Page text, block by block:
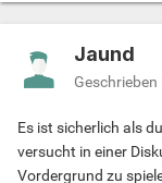
Jaund
Geschrieben
Es ist sicherlich als
versucht in einer
Vordergrund zu